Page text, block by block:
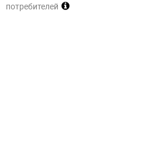
потребителей